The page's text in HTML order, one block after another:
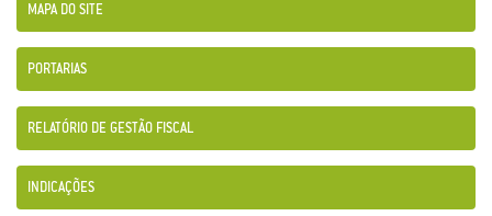
MAPA DO SITE
PORTARIAS
RELATÓRIO DE GESTÃO FISCAL
INDICAÇÕES